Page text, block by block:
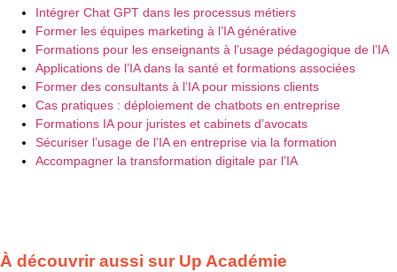
Intégrer Chat GPT dans les processus métiers
Former les équipes marketing à l’IA générative
Formations pour les enseignants à l’usage pédagogique de l’IA
Applications de l’IA dans la santé et formations associées
Former des consultants à l’IA pour missions clients
Cas pratiques : déploiement de chatbots en entreprise
Formations IA pour juristes et cabinets d’avocats
Sécuriser l’usage de l’IA en entreprise via la formation
Accompagner la transformation digitale par l’IA
À découvrir aussi sur Up Académie